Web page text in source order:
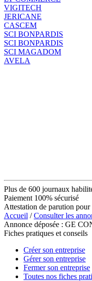
VIGITECH
JERICANE
CASCEM
SCI BONPARDIS
SCI BONPARDIS
SCI MAGADOM
AVELA
Plus de 600 journaux
Paiement 100% sécurisé
Attestation de parution
Accueil /Consulter les
Annonce déposée : GE
Fiches pratiques et conseils
Créer son entreprise
Gérer son entreprise
Fermer son entreprise
Toutes nos fiches